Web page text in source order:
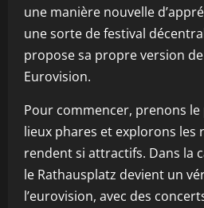
une manière nouvelle
une sorte de festival
propose sa propre version
Eurovision.
Pour commencer, prenons
lieux phares et explorons les
rendent si attractifs. Dans la
le Rathausplatz devient un
l’eurovision, avec des